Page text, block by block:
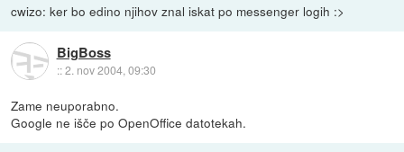
cwizo: ker bo edino njihov znal iskat po messenger logih :>
BigBoss
::2. nov 2004, 09:30
Zame neuporabno.
Google ne išče po OpenOffice datotekah.